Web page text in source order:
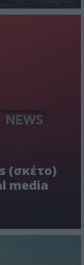
(σκέτο)
media